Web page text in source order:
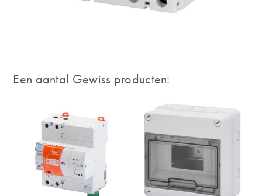
Een aantal Gewiss producten: